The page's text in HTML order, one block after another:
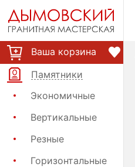
Ваша корзина
Памятники
Экономичные
Вертикальные
Резные
Горизонтальные